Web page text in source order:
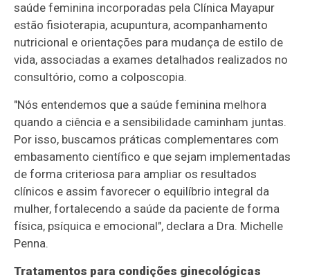
saúde feminina incorporadas pela Clínica Mayapur
estão fisioterapia, acupuntura, acompanhamento
nutricional e orientações para mudança de estilo de
vida, associadas a exames detalhados realizados no
consultório, como a colposcopia.
"Nós entendemos que a saúde feminina melhora
quando a ciência e a sensibilidade caminham juntas.
Por isso, buscamos práticas complementares com
embasamento científico e que sejam implementadas
de forma criteriosa para ampliar os resultados
clínicos e assim favorecer o equilíbrio integral da
mulher, fortalecendo a saúde da paciente de forma
física, psíquica e emocional", declara a Dra. Michelle
Penna.
Tratamentos para condições ginecológicas